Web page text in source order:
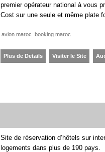
premier opérateur national à vous
Cost sur une seule et même plate
avion maroc booking maroc
Plus de Details Visiter le Site
Site de réservation d’hôtels sur
logements dans plus de 190 pays.